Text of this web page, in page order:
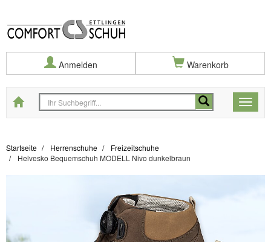
Anmelden Warenkorb
Toggle
Startseite
Startseite Herrenschuhe
Freizeitschuhe
Helvesko Bequemschuh MODELL Nivo dunkelbraun